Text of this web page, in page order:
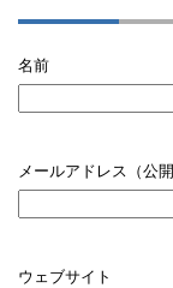
名前
メールアドレス（公
ウェブサイト